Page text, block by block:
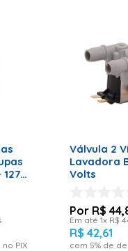
127
PIX
Válvula 2
Lavadora
Volts
R$ 44,
Em até 1x R$
R$ 42,61
com 5% de